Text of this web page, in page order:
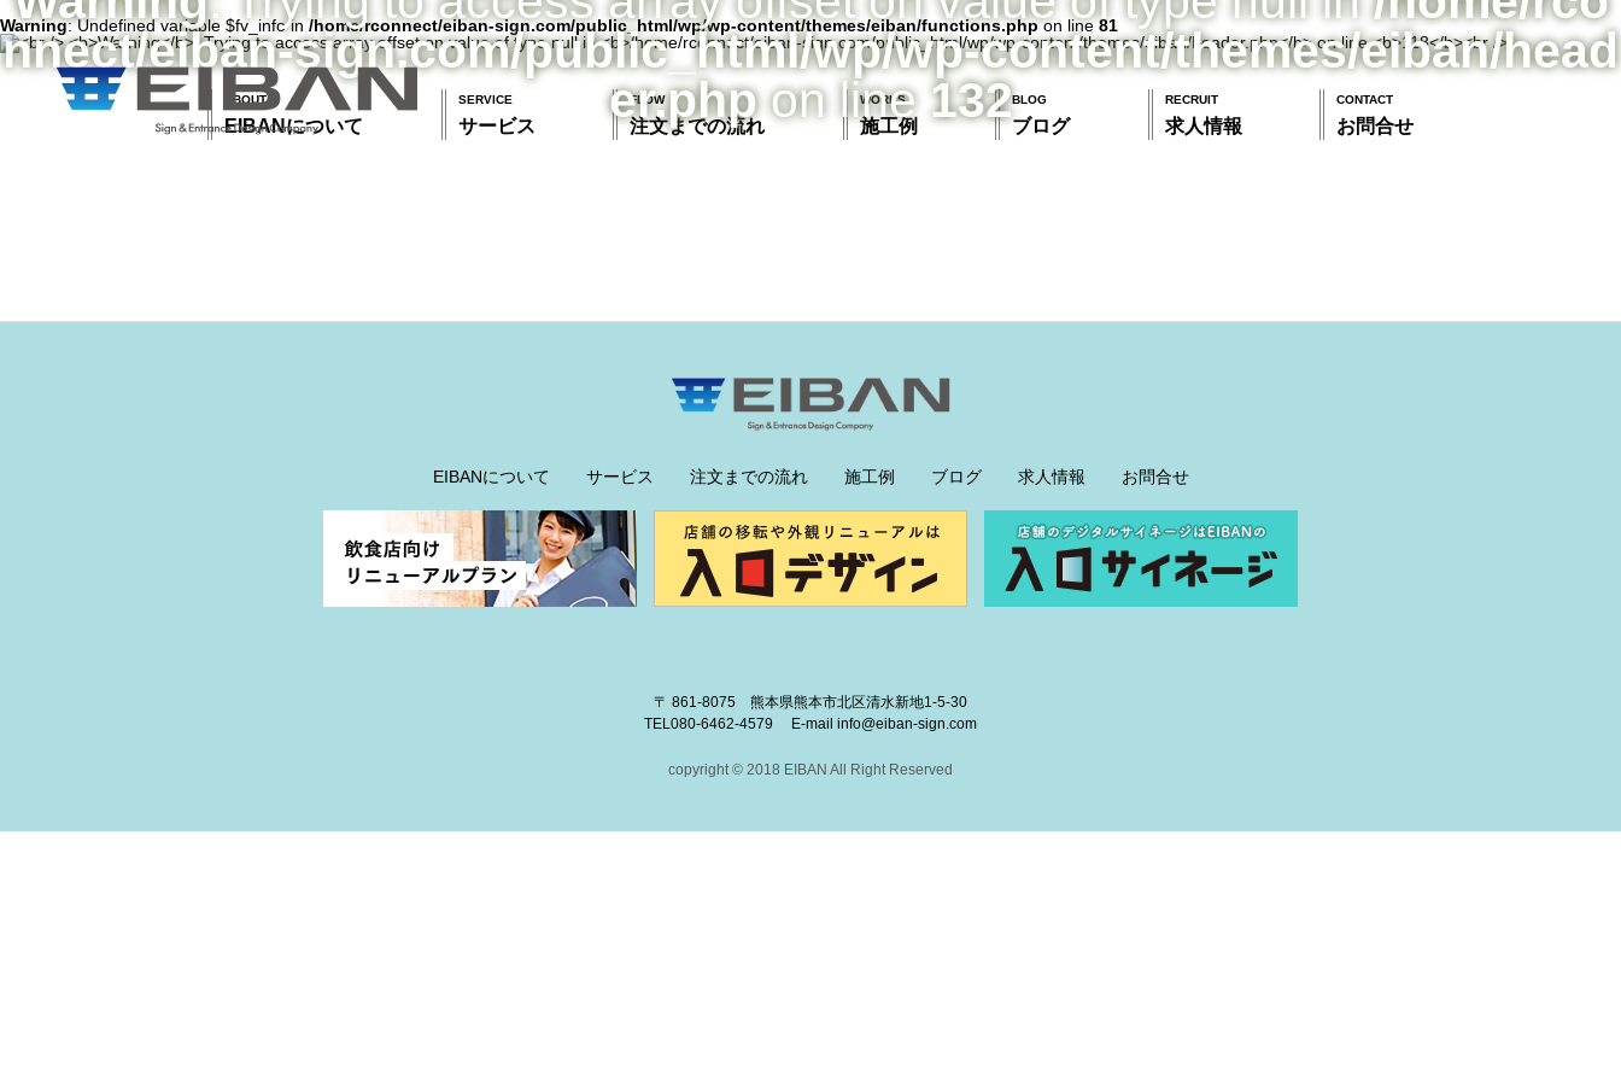
Warning: Undefined variable $fv_info in/home/rconnect/eiban-sign.com/public_html/wp/wp-content/themes/eiban/functions.phpon line81
nnect/eiban-sign.com/public_html/wp/wp-content/themes/eiban/head
er.phpon line 132
ABOUT
EIBANについて
SERVICE
サービス
FLOW
注文までの流れ
WORKS
施工例
BLOG
ブログ
RECRUIT
求人情報
CONTACT
お問合せ
EIBANについて サービス 注文までの流れ 施工例 ブログ 求人情報 お問合せ
〒 861-8075 熊本県熊本市北区清水新地1-5-30
TEL 080-6462-4579 E-mail info@eiban-sign.com
copyright © 2018 EIBAN All Right Reserved